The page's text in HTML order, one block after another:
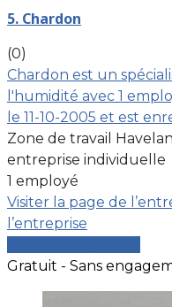
5. Chardon
(0)
Chardon est un
l'humidité avec 1
le 11-10-2005 et est
Zone de travail
entreprise individuelle
1 employé
Visiter la page de
l’entreprise
Gratuit - Sans